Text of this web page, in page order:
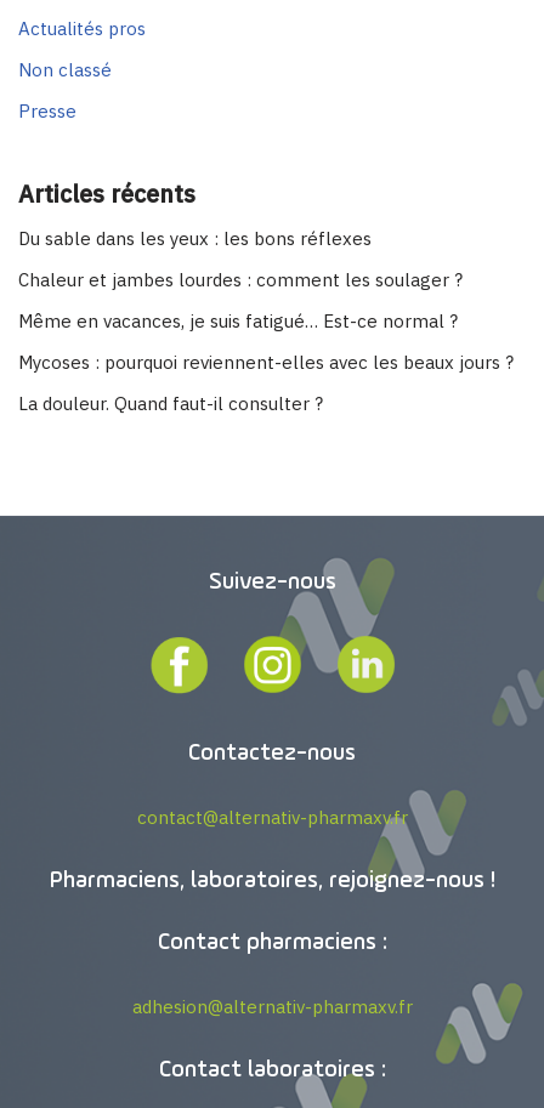
Actualités pros
Non classé
Presse
Articles récents
Du sable dans les yeux : les bons réflexes
Chaleur et jambes lourdes : comment les soulager ?
Même en vacances, je suis fatigué… Est-ce normal ?
Mycoses : pourquoi reviennent-elles avec les beaux jours ?
La douleur. Quand faut-il consulter ?
Suivez-nous
Contactez-nous
contact@alternativ-pharmaxv.fr
Pharmaciens, laboratoires, rejoignez-nous !
Contact pharmaciens :
adhesion@alternativ-pharmaxv.fr
Contact laboratoires :